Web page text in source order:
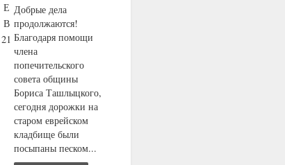
Е
В
21
Добрые дела
продолжаются!
Благодаря помощи
члена
попечительского
совета общины
Бориса Ташлыцкого,
сегодня дорожки на
старом еврейском
кладбище были
посыпаны песком...